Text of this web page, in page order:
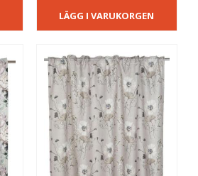
LÄGG I VARUKORGEN